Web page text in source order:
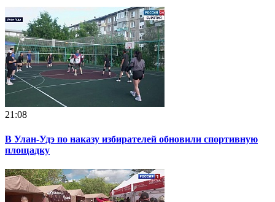
21:08
В Улан-Удэ по наказу избирателей обновили спортивную
площадку